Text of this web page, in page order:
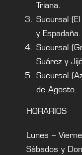
Triana.
Sucursal
y Espadaña.
Sucursal
Suárez y
Sucursal
de Agosto.
HORARIOS
Lunes –
Sábados y